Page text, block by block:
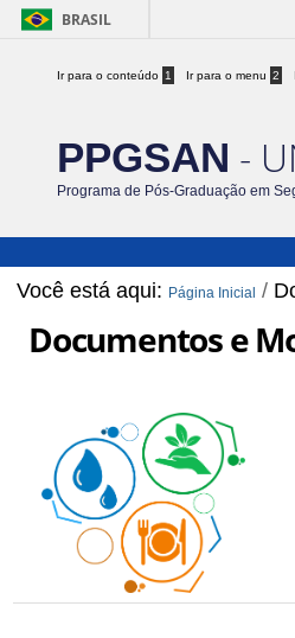
BRASIL
Ir para o conteúdo 1 Ir para o menu 2
PPGSAN -
Programa de Pós-Graduação em
Você está aqui: Página Inicial /
Documentos e